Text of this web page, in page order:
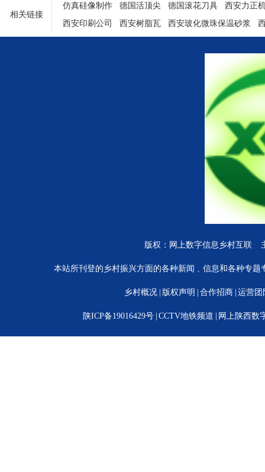
相关链接
仿真硅像制作 德国活顶尖 德国滚花刀具
西安力正
西安印刷公司
西安树脂瓦 西安玻化微珠保温砂浆
版权：网上数字信息乡村互联
本站所刊登的乡村振兴方面的各种新闻﹑信息和各种专
乡村概况 版权声明 |合作招商 |运营团
陕ICP备19016429号 |CCTV地铁频道 网上陕西数